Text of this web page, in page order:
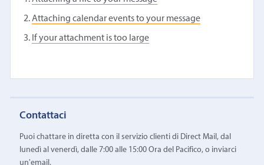
Attaching calendar events to your message
If your attachment is too large
Contattaci
Puoi chattare in diretta con il servizio clienti di Direct Mail, dal
lunedì al venerdì, dalle 7:00 alle 15:00 Ora del Pacifico, o inviarci
un'email.